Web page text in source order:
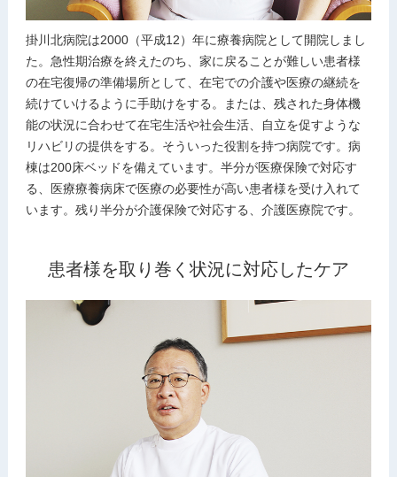
掛川北病院は2000（平成12）年に療養病院として開院しまし
た。急性期治療を終えたのち、家に戻ることが難しい患者様
の在宅復帰の準備場所として、在宅での介護や医療の継続を
続けていけるように手助けをする。または、残された身体機
能の状況に合わせて在宅生活や社会生活、自立を促すような
リハビリの提供をする。そういった役割を持つ病院です。病
棟は200床ベッドを備えています。半分が医療保険で対応す
る、医療療養病床で医療の必要性が高い患者様を受け入れて
います。残り半分が介護保険で対応する、介護医療院です。
患者様を取り巻く状況に対応したケア